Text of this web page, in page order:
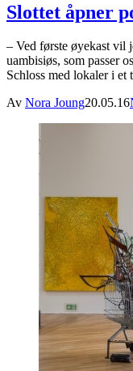
Slottet åpner
– Ved første øyekast vil
uambisiøs, som passer
Schloss med lokaler i
Av Nora Joung20.05.16